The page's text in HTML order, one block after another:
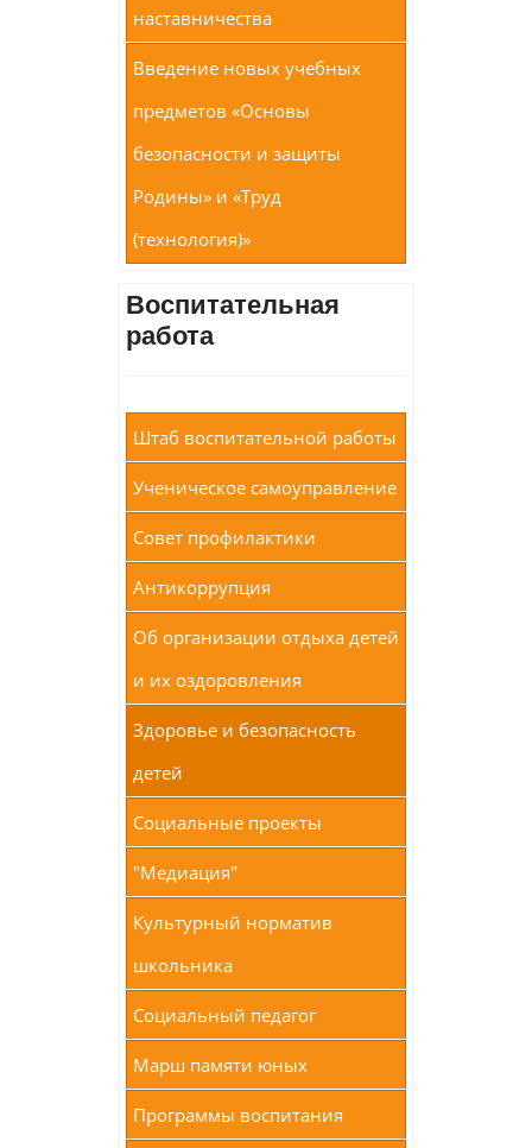
наставничества
Введение новых учебных
предметов «Основы
безопасности и защиты
Родины» и «Труд
(технология)»
Воспитательная
работа
Штаб воспитательной работы
Ученическое самоуправление
Совет профилактики
Антикоррупция
Об организации отдыха детей
и их оздоровления
Здоровье и безопасность
детей
Социальные проекты
"Медиация"
Культурный норматив
школьника
Социальный педагог
Марш памяти юных
Программы воспитания